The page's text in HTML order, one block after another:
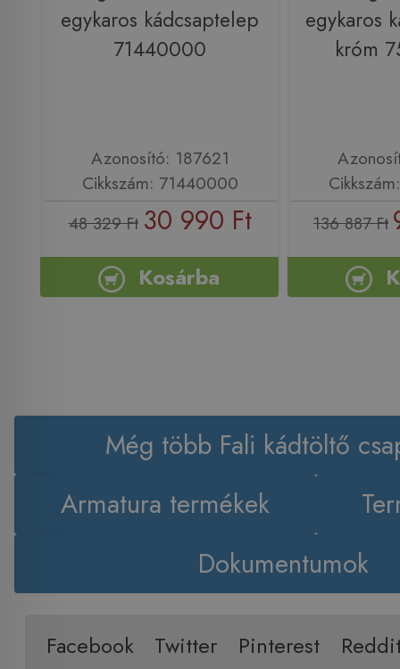
egykaros kádcsaptelep
71440000
Azonosító: 187621
Cikkszám: 71440000
48 329 Ft 30 990 Ft
Kosárba
egykaros
króm
136 887 Ft
Még több Fali kádtöltő
Armatura termékek
Dokumentumok
Facebook Twitter Pinterest